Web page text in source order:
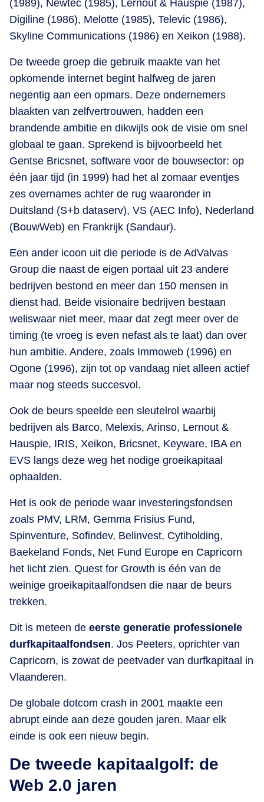
(1989), Newtec (1985), Lernout & Hauspie (1987),
Digiline (1986), Melotte (1985), Televic (1986),
Skyline Communications (1986) en Xeikon (1988).
De tweede groep die gebruik maakte van het
opkomende internet begint halfweg de jaren
negentig aan een opmars. Deze ondernemers
blaakten van zelfvertrouwen, hadden een
brandende ambitie en dikwijls ook de visie om snel
globaal te gaan. Sprekend is bijvoorbeeld het
Gentse Bricsnet, software voor de bouwsector: op
één jaar tijd (in 1999) had het al zomaar eventjes
zes overnames achter de rug waaronder in
Duitsland (S+b dataserv), VS (AEC Info), Nederland
(BouwWeb) en Frankrijk (Sandaur).
Een ander icoon uit die periode is de AdValvas
Group die naast de eigen portaal uit 23 andere
bedrijven bestond en meer dan 150 mensen in
dienst had. Beide visionaire bedrijven bestaan
weliswaar niet meer, maar dat zegt meer over de
timing (te vroeg is even nefast als te laat) dan over
hun ambitie. Andere, zoals Immoweb (1996) en
Ogone (1996), zijn tot op vandaag niet alleen actief
maar nog steeds succesvol.
Ook de beurs speelde een sleutelrol waarbij
bedrijven als Barco, Melexis, Arinso, Lernout &
Hauspie, IRIS, Xeikon, Bricsnet, Keyware, IBA en
EVS langs deze weg het nodige groeikapitaal
ophaalden.
Het is ook de periode waar investeringsfondsen
zoals PMV, LRM, Gemma Frisius Fund,
Spinventure, Sofindev, Belinvest, Cytiholding,
Baekeland Fonds, Net Fund Europe en Capricorn
het licht zien. Quest for Growth is één van de
weinige groeikapitaalfondsen die naar de beurs
trekken.
Dit is meteen de eerste generatie professionele
durfkapitaalfondsen. Jos Peeters, oprichter van
Capricorn, is zowat de peetvader van durfkapitaal in
Vlaanderen.
De globale dotcom crash in 2001 maakte een
abrupt einde aan deze gouden jaren. Maar elk
einde is ook een nieuw begin.
De tweede kapitaalgolf: de
Web 2.0 jaren